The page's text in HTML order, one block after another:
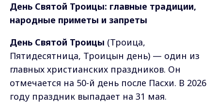
День Святой Троицы: главные традиции,
народные приметы и запреты
День Святой Троицы (Троица,
Пятидесятница, Троицын день) — один из
главных христианских праздников. Он
отмечается на 50-й день после Пасхи. В 2026
году праздник выпадает на 31 мая.